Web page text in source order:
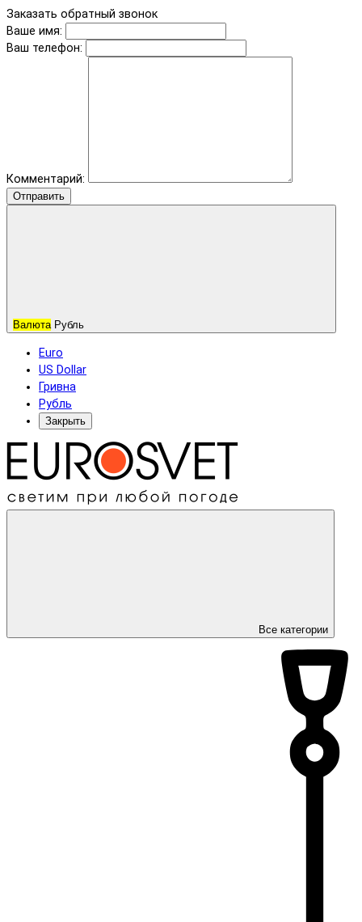
Заказать обратный звонок
Ваше имя:
Ваш телефон:
Комментарий:
Отправить
Валюта Рубль
Euro
US Dollar
Гривна
Рубль
Закрыть
Все категории